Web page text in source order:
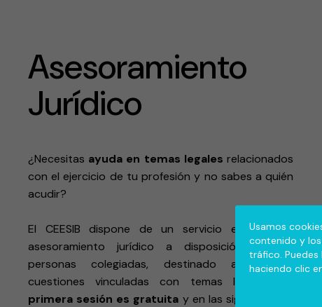
Asesoramiento
Jurídico
¿Necesitas ayuda en temas legalesrelacionados
con el ejercicio de tu profesión y no sabes a quién
acudir?
El CEESIB dispone de un servicio externo de
asesoramiento jurídico a disposición de las
personas colegiadas, destinado a resolver
cuestiones vinculadas con temas legales.
primera sesión es gratuita y en las siguientes se
Usamos
contenido y
tráfico.
haciendo clic